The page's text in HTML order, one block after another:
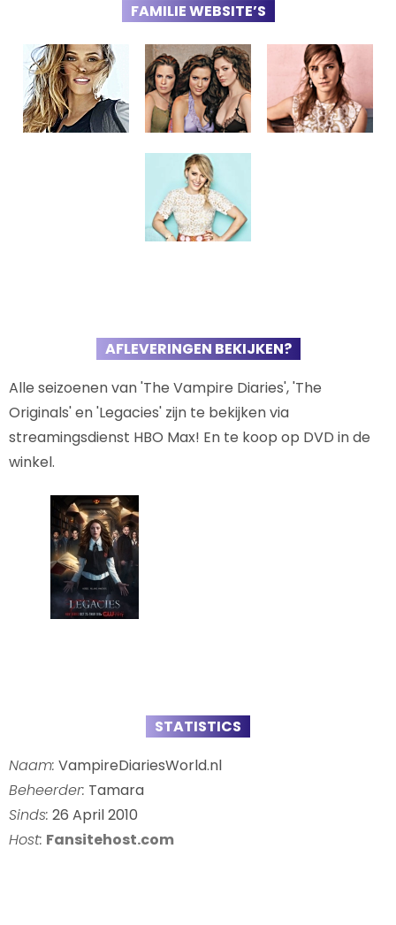
FAMILIE WEBSITE’S
AFLEVERINGEN BEKIJKEN?
Alle seizoenen van 'The Vampire Diaries', 'The
Originals' en 'Legacies' zijn te bekijken via
streamingsdienst HBO Max! En te koop op DVD in de
winkel.
STATISTICS
Naam: VampireDiariesWorld.nl
Beheerder: Tamara
Sinds: 26 April 2010
Host: Fansitehost.com